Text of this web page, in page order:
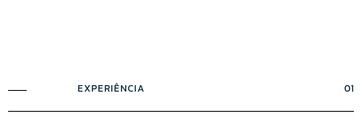
EXPERIÊNCIA 01